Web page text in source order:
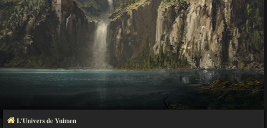
L'Univers de Yuimen